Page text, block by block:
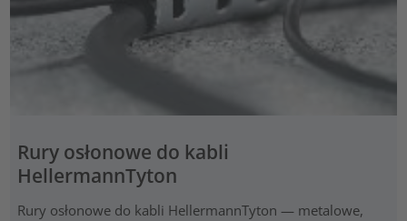
Rury osłonowe do kabli
HellermannTyton
Rury osłonowe do kabli HellermannTyton — metalowe,